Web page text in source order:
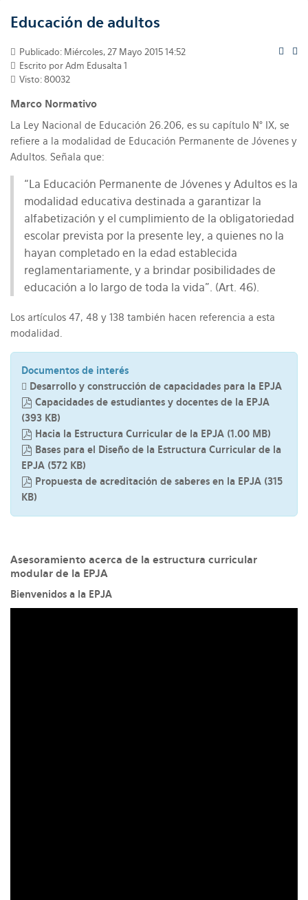
Educación de adultos
Publicado: Miércoles, 27 Mayo 2015 14:52
Escrito por Adm Edusalta 1
Visto: 80032
Marco Normativo
La Ley Nacional de Educación 26.206, es su capítulo N° IX, se
refiere a la modalidad de Educación Permanente de Jóvenes y
Adultos. Señala que:
“La Educación Permanente de Jóvenes y Adultos es la
modalidad educativa destinada a garantizar la
alfabetización y el cumplimiento de la obligatoriedad
escolar prevista por la presente ley, a quienes no la
hayan completado en la edad establecida
reglamentariamente, y a brindar posibilidades de
educación a lo largo de toda la vida”. (Art. 46).
Los artículos 47, 48 y 138 también hacen referencia a esta
modalidad.
Documentos de interés
Desarrollo y construcción de capacidades para la EPJA
pdf
Capacidades de estudiantes y docentes de la EPJA
(393 KB)
pdf
Hacia la Estructura Curricular de la EPJA (1.00 MB)
pdf
Bases para el Diseño de la Estructura Curricular de la
EPJA (572 KB)
pdf
Propuesta de acreditación de saberes en la EPJA (315
KB)
Asesoramiento acerca de la estructura curricular
modular de la EPJA
Bienvenidos a la EPJA